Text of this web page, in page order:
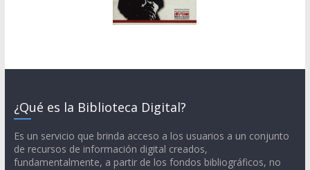
¿Qué es la Biblioteca Digital?
Es un servicio que brinda acceso a los usuarios a un conjunto
de recursos de información digital creados,
fundamentalmente, a partir de los fondos bibliográficos, no